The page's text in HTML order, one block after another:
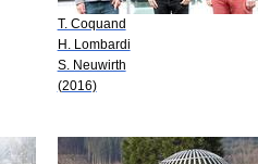
T. Coquand
H. Lombardi
S. Neuwirth
(2016)